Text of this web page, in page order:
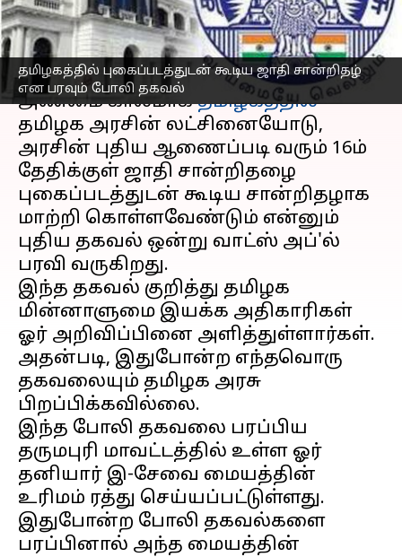
தமிழகத்தில் புகைப்படத்துடன் கூடிய ஜாதி சான்றிதழ்
என பரவும் போலி தகவல்
எழுதியவர் Nivetha P Apr 04, 2023 12:28 pm
செய்தி முன்னோட்டம்
அண்மை காலமாகதமிழகத்தில்
தமிழக அரசின் லட்சினையோடு,
அரசின் புதிய ஆணைப்படி வரும் 16ம்
தேதிக்குள் ஜாதி சான்றிதழை
புகைப்படத்துடன் கூடிய சான்றிதழாக
மாற்றி கொள்ளவேண்டும் என்னும்
புதிய தகவல் ஒன்று வாட்ஸ் அப்'ல்
பரவி வருகிறது.
இந்த தகவல் குறித்து தமிழக
மின்னாளுமை இயக்க அதிகாரிகள்
ஓர் அறிவிப்பினை அளித்துள்ளார்கள்.
அதன்படி, இதுபோன்ற எந்தவொரு
தகவலையும் தமிழக அரசு
பிறப்பிக்கவில்லை.
இந்த போலி தகவலை பரப்பிய
தருமபுரி மாவட்டத்தில் உள்ள ஓர்
தனியார் இ-சேவை மையத்தின்
உரிமம் ரத்து செய்யப்பட்டுள்ளது.
இதுபோன்ற போலி தகவல்களை
பரப்பினால் அந்த மையத்தின்